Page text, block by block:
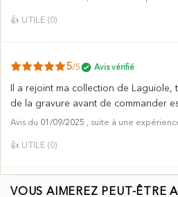
👍 UTILE (0)
5/5 Avis vérifié
Il a rejoint ma collection de
de la gravure avant de commander
Avis du 01/09/2025 , suite à une
👍 UTILE (0)
VOUS AIMEREZ PEUT-ÊTRE